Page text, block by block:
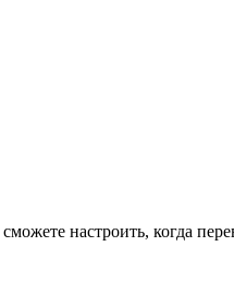
настроить, когда